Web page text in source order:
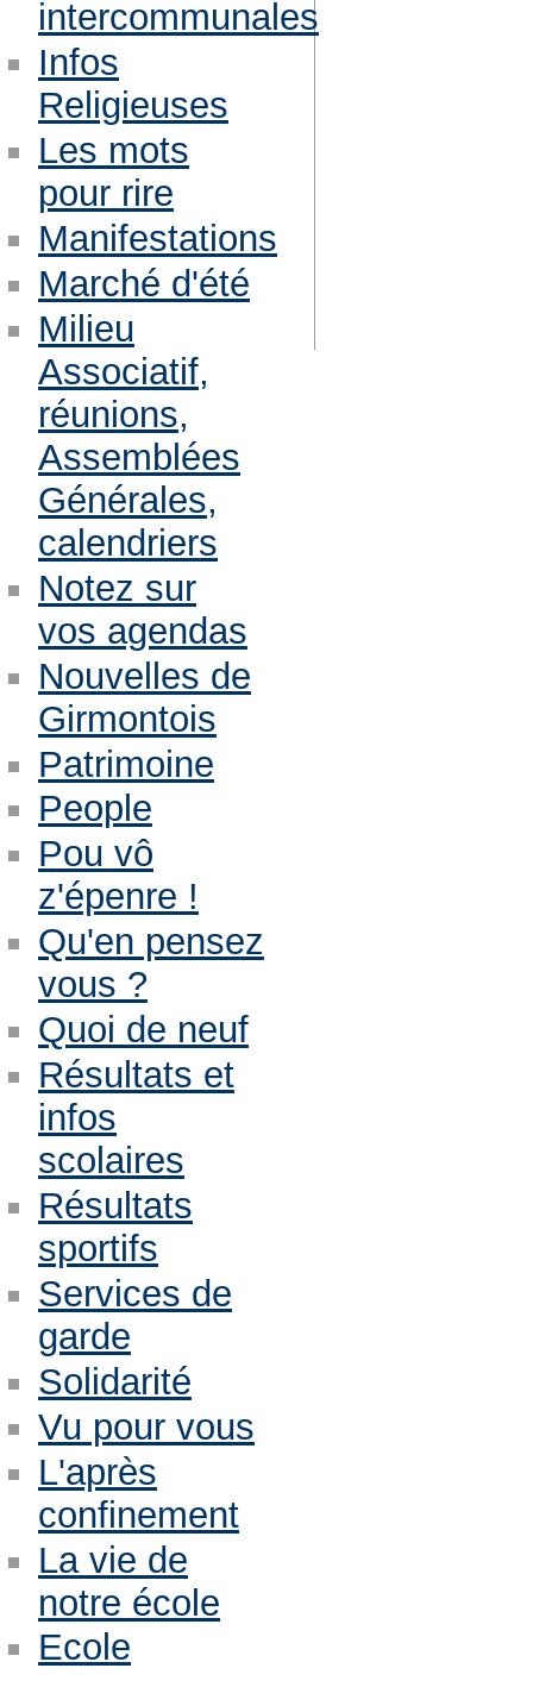
intercommunales
Infos
Religieuses
Les mots
pour rire
Manifestations
Marché d'été
Milieu
Associatif,
réunions,
Assemblées
Générales,
calendriers
Notez sur
vos agendas
Nouvelles de
Girmontois
Patrimoine
People
Pou vô
z'épenre !
Qu'en pensez
vous ?
Quoi de neuf
Résultats et
infos
scolaires
Résultats
sportifs
Services de
garde
Solidarité
Vu pour vous
L'après
confinement
La vie de
notre école
Ecole